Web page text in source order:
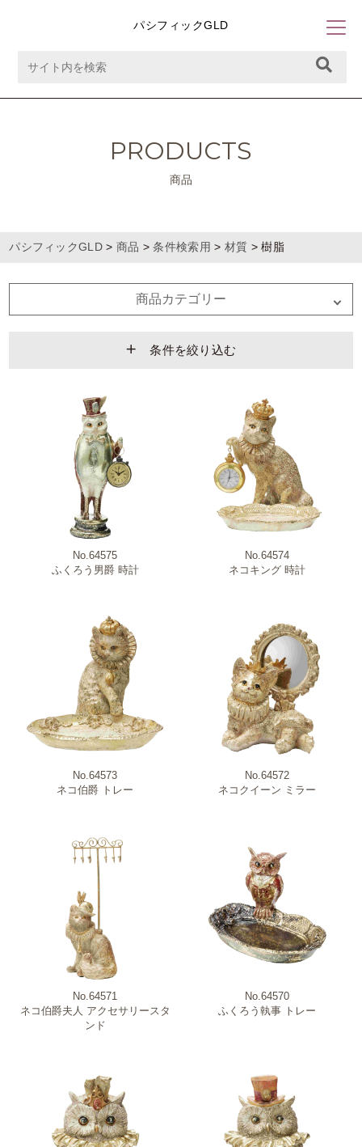
パシフィックGLD
PRODUCTS
商品
パシフィックGLD> 商品 >条件検索用 > 材質 >樹脂
商品カテゴリー
条件を絞り込む
新商品・売れ筋商品・特価商品
No.64575
ふくろう男爵 時計
No.64574
ネコキング 時計
No.64573
ネコ伯爵 トレー
No.64572
ネコクイーン ミラー
No.64571
ネコ伯爵夫人 アクセサリースタ
ンド
No.64570
ふくろう執事 トレー